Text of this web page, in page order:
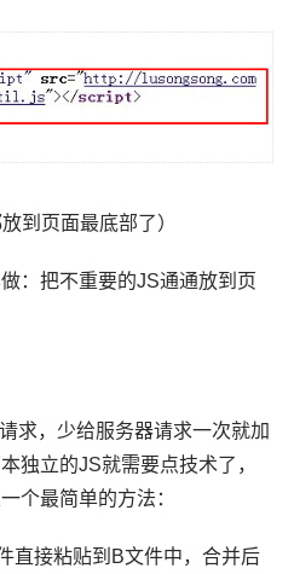
到页面最底部了）
：把不重要的JS通通放到页
求，少给服务器请求一次就加
独立的JS就需要点技术了，
个最简单的方法：
直接粘贴到B文件中，合并后